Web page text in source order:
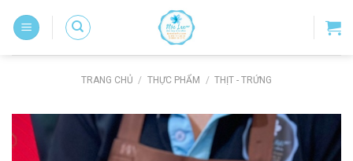
TRANG CHỦ / THỰC PHẨM / THỊT - TRỨNG